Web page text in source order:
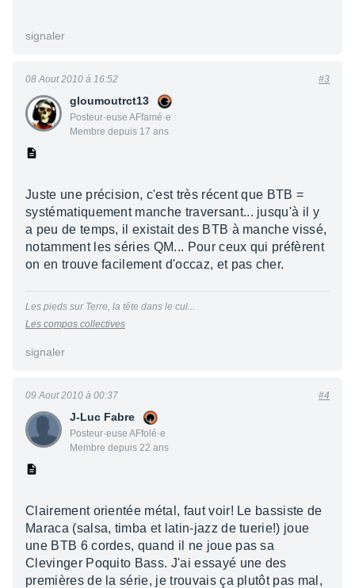
signaler
gloumoutrct13
Posteur·euse AFfamé·e
Membre depuis 17 ans
08 Aout 2010 à 16:52 #3
Juste une précision, c'est très récent que BTB =
systématiquement manche traversant... jusqu'à il y
a peu de temps, il existait des BTB à manche vissé,
notamment les séries QM... Pour ceux qui préfèrent
on en trouve facilement d'occaz, et pas cher.
Les pieds sur Terre, la tête dans le cul...
Les compos collectives
signaler
J-Luc Fabre
Posteur·euse AFfolé·e
Membre depuis 22 ans
09 Aout 2010 à 00:37 #4
Clairement orientée métal, faut voir! Le bassiste de
Maraca (salsa, timba et latin-jazz de tuerie!) joue
une BTB 6 cordes, quand il ne joue pas sa
Clevinger Poquito Bass. J'ai essayé une des
premières de la série, je trouvais ça plutôt pas mal,